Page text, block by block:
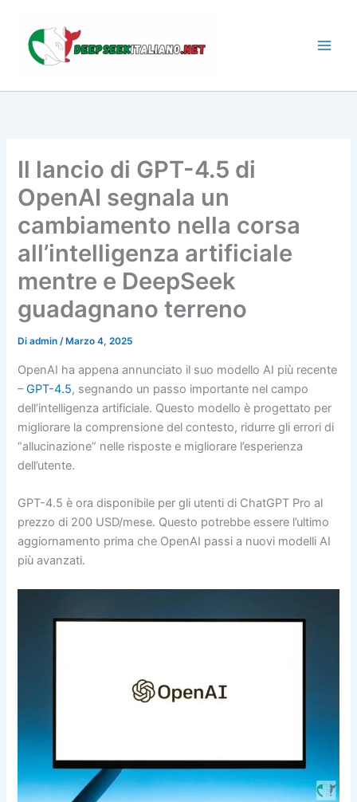
contenuto
Il lancio di GPT-4.5 di
OpenAI segnala un
cambiamento nella corsa
all’intelligenza artificiale
mentre e DeepSeek
guadagnano terreno
Diadmin/ Marzo 4, 2025
OpenAI ha appena annunciato il suo modello AI più recente
–GPT-4.5, segnando un passo importante nel campo
dell’intelligenza artificiale. Questo modello è progettato per
migliorare la comprensione del contesto, ridurre gli errori di
“allucinazione” nelle risposte e migliorare l’esperienza
dell’utente.
GPT-4.5 è ora disponibile per gli utenti di ChatGPT Pro al
prezzo di 200 USD/mese. Questo potrebbe essere l’ultimo
aggiornamento prima che OpenAI passi a nuovi modelli AI
più avanzati.